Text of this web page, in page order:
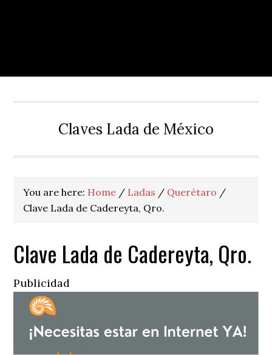
Claves Lada de México
You are here: Home / Ladas / Querétaro /
Clave Lada de Cadereyta, Qro.
Clave Lada de Cadereyta, Qro.
Publicidad